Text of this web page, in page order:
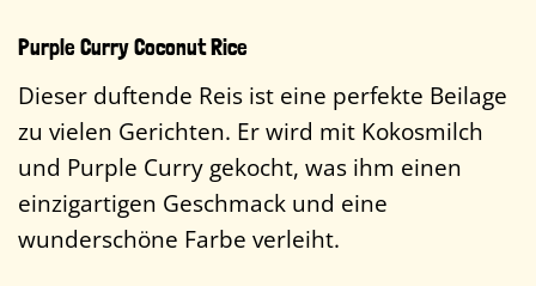
Purple Curry Coconut Rice
Dieser duftende Reis ist eine perfekte Beilage
zu vielen Gerichten. Er wird mit Kokosmilch
und Purple Curry gekocht, was ihm einen
einzigartigen Geschmack und eine
wunderschöne Farbe verleiht.